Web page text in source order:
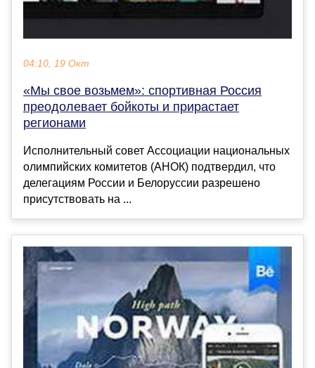
04:10, 19 Окт
«Мы свое возьмем»: спортивная Россия
преодолевает бойкоты и прирастает
регионами
Исполнительный совет Ассоциации национальных
олимпийских комитетов (АНОК) подтвердил, что
делегациям России и Белоруссии разрешено
присутствовать на ...